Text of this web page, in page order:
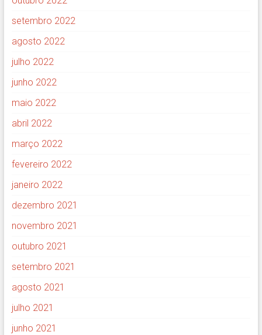
setembro 2022
agosto 2022
julho 2022
junho 2022
maio 2022
abril 2022
março 2022
fevereiro 2022
janeiro 2022
dezembro 2021
novembro 2021
outubro 2021
setembro 2021
agosto 2021
julho 2021
junho 2021